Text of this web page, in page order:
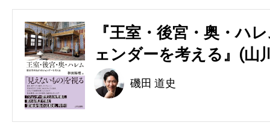
『王室・後宮・奥・ハ
ェンダーを考える』(山
磯田 道史